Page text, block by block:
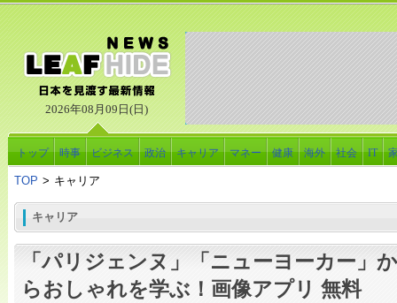
2026年08月09日(日)
トップ 時事 ビジネス 政治 キャリア マネー 健康 海外 社会 IT
TOP > キャリア
キャリア
「パリジェンヌ」「ニューヨーカー」か
らおしゃれを学ぶ！画像アプリ 無料